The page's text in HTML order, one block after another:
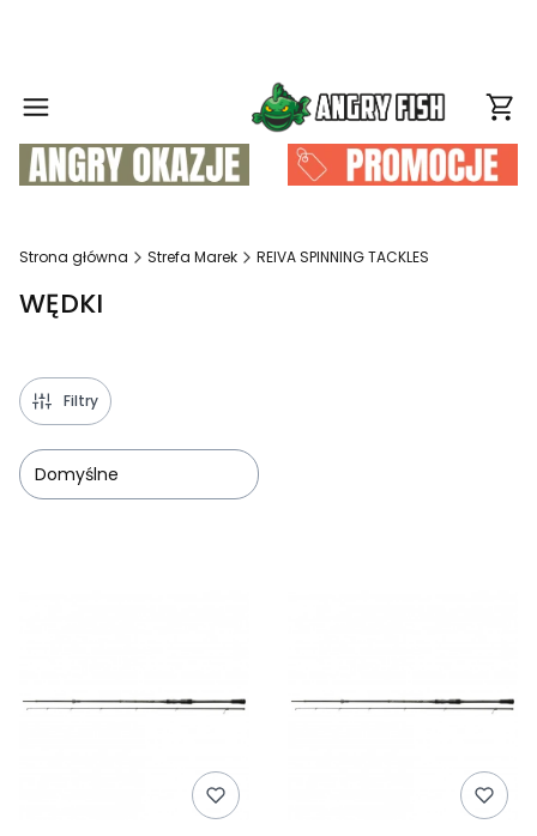
Strona główna Strefa Marek REIVA SPINNING TACKLES
WĘDKI
Filtry
Domyślne